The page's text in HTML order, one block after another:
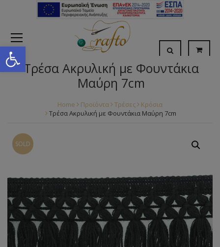
Open toolbar
Τρέσα Ακρυλική με Φουντάκια
Μαύρη 7cm
Home Προϊόντα Τρέσες
Κρόσια
Τρέσα Ακρυλική με Φουντάκια Μαύρη 7cm
SOLD